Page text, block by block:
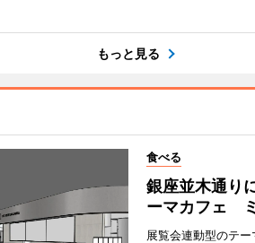
もっと見る
食べる
銀座並木通り
ーマカフェ
展覧会連動型のテ